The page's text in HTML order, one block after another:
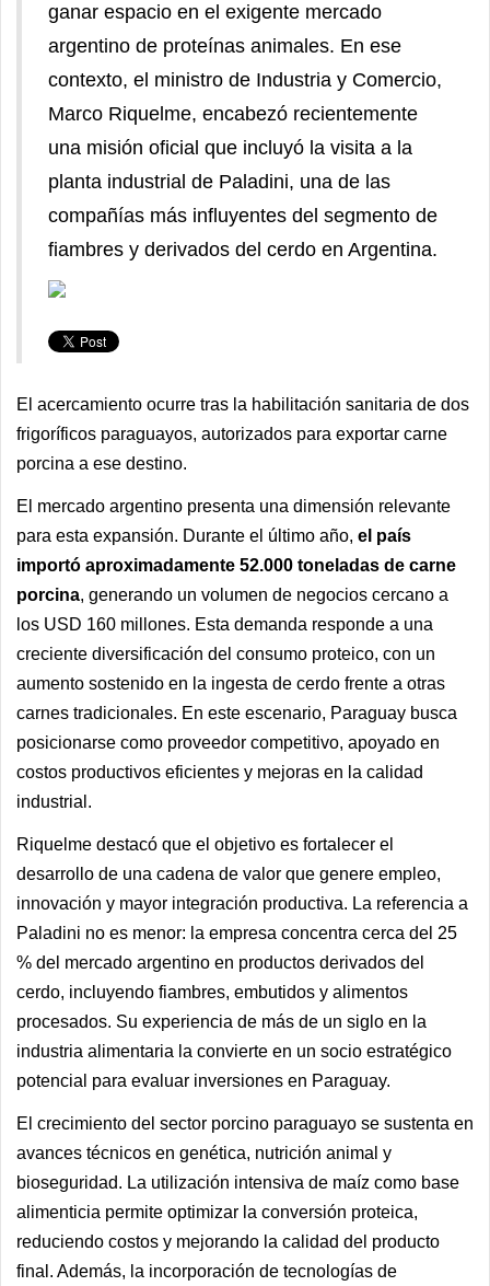
ganar espacio en el exigente mercado
argentino de proteínas animales. En ese
contexto, el ministro de Industria y Comercio,
Marco Riquelme, encabezó recientemente
una misión oficial que incluyó la visita a la
planta industrial de Paladini, una de las
compañías más influyentes del segmento de
fiambres y derivados del cerdo en Argentina.
El acercamiento ocurre tras la habilitación sanitaria de dos
frigoríficos paraguayos, autorizados para exportar carne
porcina a ese destino.
El mercado argentino presenta una dimensión relevante
para esta expansión. Durante el último año, el país
importó aproximadamente 52.000 toneladas de carne
porcina, generando un volumen de negocios cercano a
los USD 160 millones. Esta demanda responde a una
creciente diversificación del consumo proteico, con un
aumento sostenido en la ingesta de cerdo frente a otras
carnes tradicionales. En este escenario, Paraguay busca
posicionarse como proveedor competitivo, apoyado en
costos productivos eficientes y mejoras en la calidad
industrial.
Riquelme destacó que el objetivo es fortalecer el
desarrollo de una cadena de valor que genere empleo,
innovación y mayor integración productiva. La referencia a
Paladini no es menor: la empresa concentra cerca del 25
% del mercado argentino en productos derivados del
cerdo, incluyendo fiambres, embutidos y alimentos
procesados. Su experiencia de más de un siglo en la
industria alimentaria la convierte en un socio estratégico
potencial para evaluar inversiones en Paraguay.
El crecimiento del sector porcino paraguayo se sustenta en
avances técnicos en genética, nutrición animal y
bioseguridad. La utilización intensiva de maíz como base
alimenticia permite optimizar la conversión proteica,
reduciendo costos y mejorando la calidad del producto
final. Además, la incorporación de tecnologías de